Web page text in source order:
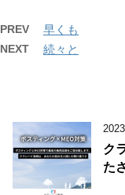
PREV 早くも
NEXT 続々と
ク
た